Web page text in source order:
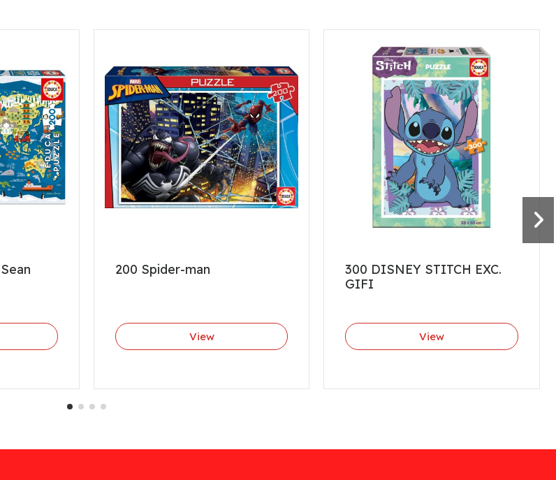
200 Spider-man
View
300 DISNEY STITCH EXC.
GIFI
View